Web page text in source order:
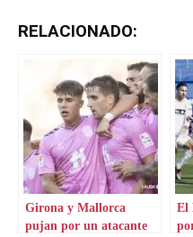
RELACIONADO:
Girona y Mallorca
pujan por un atacante
El